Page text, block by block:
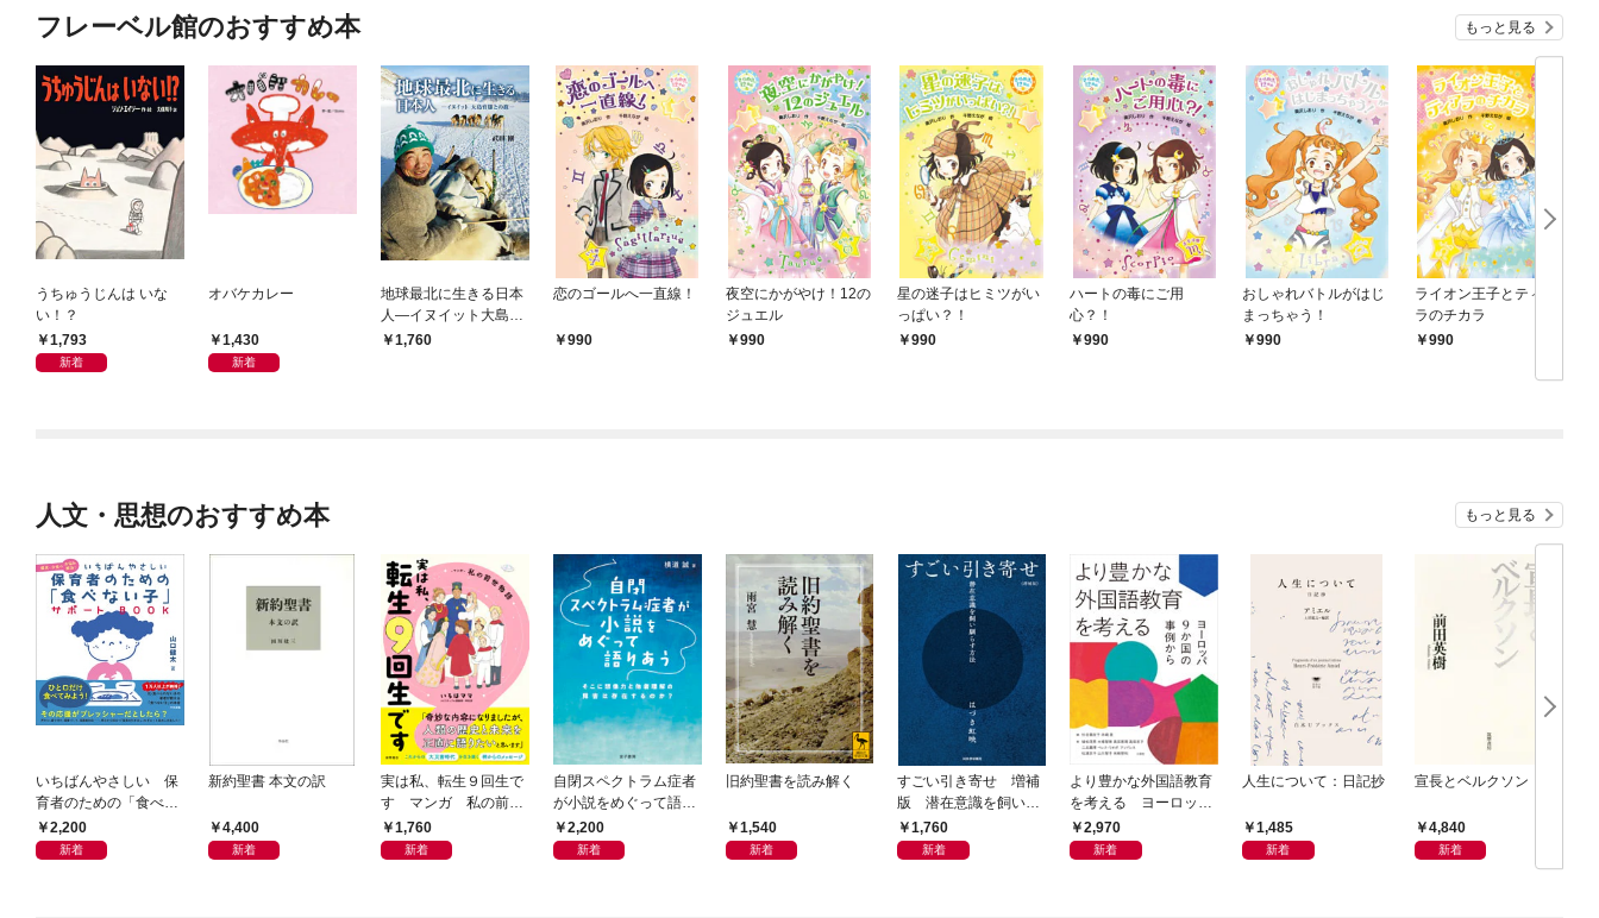
フレーベル館のおすすめ本 もっと見る
うちゅうじんは いな
い！？
1,793
新着
オバケカレー
1,430
新着
地球最北に生きる日本
人―イヌイット大島育
雄との旅―
1,760
恋のゴールへ一直線！
990
夜空にかがやけ！12の
ジュエル
990
星の迷子はヒミツがい
っぱい？！
990
ハートの毒にご用
心？！
990
おしゃれバトルがはじ
まっちゃう！
990
ライオン王子とティア
ラのチカラ
990
人文・思想のおすすめ本 もっと見る
いちばんやさしい 保
育者のための「食べな
い子」サポートＢＯＯ
Ｋ 偏食・少食のお悩
2,200
新着
新約聖書 本文の訳
4,400
新着
実は私、転生９回生で
す マンガ 私の前世
物語1,760
新着
自閉スペクトラム症者
が小説をめぐって語り
あう2,200
新着
旧約聖書を読み解く
1,540
新着
すごい引き寄せ 増補
版 潜在意識を飼い馴
らす方法
1,760
新着
より豊かな外国語教育
を考える ヨーロッパ
9か国の事例から
2,970
新着
人生について：日記抄
1,485
新着
宣長とベルクソン
4,840
新着